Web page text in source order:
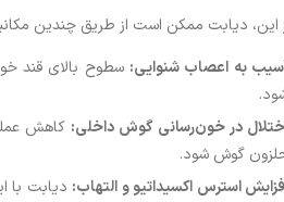
این، دیابت ممکن است از طریق چندین
به اعصاب شنوایی: سطوح بالای قند
در خون‌رسانی گوش داخلی: کاهش
گوش شود.
استرس اکسیداتیو و التهاب: دیابت با